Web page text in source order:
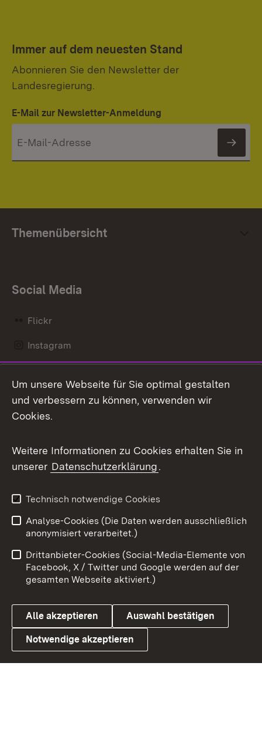
Immer auf dem neuesten Stand
Abonnieren Sie den Newsletter der
Landesregierung.
E-Mail zur Newsletter-Anmeldung
Themenübersicht
Social Media
Flickr
Instagram
Mastodon
Messenger
Social Wall
X / Twitter
Youtube
Link zum Landesportal
Benutzungshinweise
Barrierefreiheit
Datenschutz
Cookies
Um unsere Webseite für Sie optimal gestalten
und verbessern zu können, verwenden wir
Cookies.
Weitere Informationen zu Cookies erhalten Sie in
unserer Datenschutzerklärung.
Technisch notwendige Cookies
Analyse-Cookies (Die Daten werden ausschließlich
anonymisiert verarbeitet.)
Drittanbieter-Cookies (Social-Media-Elemente von
Facebook, X / Twitter und Google werden auf der
gesamten Webseite aktiviert.)
Alle akzeptieren Auswahl bestätigen
Notwendige akzeptieren